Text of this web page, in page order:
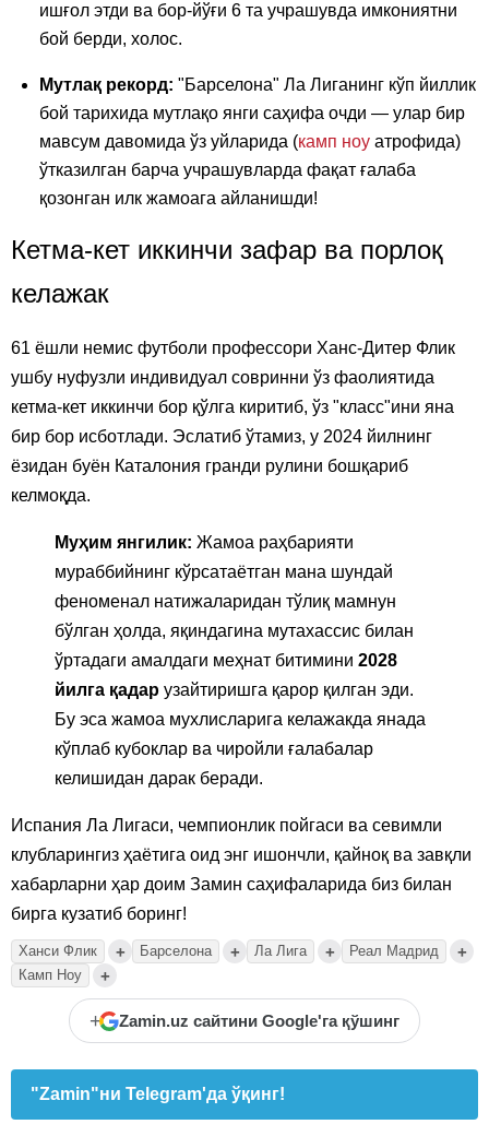
ишғол этди ва бор-йўғи 6 та учрашувда имкониятни
бой берди, холос.
Мутлақ рекорд: "Барселона" Ла Лиганинг кўп йиллик
бой тарихида мутлақо янги саҳифа очди — улар бир
мавсум давомида ўз уйларида (камп ноу атрофида)
ўтказилган барча учрашувларда фақат ғалаба
қозонган илк жамоага айланишди!
Кетма-кет иккинчи зафар ва порлоқ
келажак
61 ёшли немис футболи профессори Ханс-Дитер Флик
ушбу нуфузли индивидуал совринни ўз фаолиятида
кетма-кет иккинчи бор қўлга киритиб, ўз "класс"ини яна
бир бор исботлади. Эслатиб ўтамиз, у 2024 йилнинг
ёзидан буён Каталония гранди рулини бошқариб
келмоқда.
Муҳим янгилик: Жамоа раҳбарияти
мураббийнинг кўрсатаётган мана шундай
феноменал натижаларидан тўлиқ мамнун
бўлган ҳолда, яқиндагина мутахассис билан
ўртадаги амалдаги меҳнат битимини 2028
йилга қадар узайтиришга қарор қилган эди.
Бу эса жамоа мухлисларига келажакда янада
кўплаб кубоклар ва чиройли ғалабалар
келишидан дарак беради.
Испания Ла Лигаси, чемпионлик пойгаси ва севимли
клубларингиз ҳаётига оид энг ишончли, қайноқ ва завқли
хабарларни ҳар доим Замин саҳифаларида биз билан
бирга кузатиб боринг!
Ханси Флик + Барселона + Ла Лига + Реал Мадрид +
Камп Ноу +
+ Zamin.uz сайтини Google'га қўшинг
"Zamin"ни Telegram'да ўқинг!